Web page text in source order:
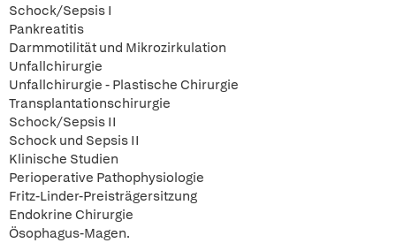
Schock/Sepsis I
Pankreatitis
Darmmotilität und Mikrozirkulation
Unfallchirurgie
Unfallchirurgie - Plastische Chirurgie
Transplantationschirurgie
Schock/Sepsis II
Schock und Sepsis II
Klinische Studien
Perioperative Pathophysiologie
Fritz-Linder-Preisträgersitzung
Endokrine Chirurgie
Ösophagus-Magen.